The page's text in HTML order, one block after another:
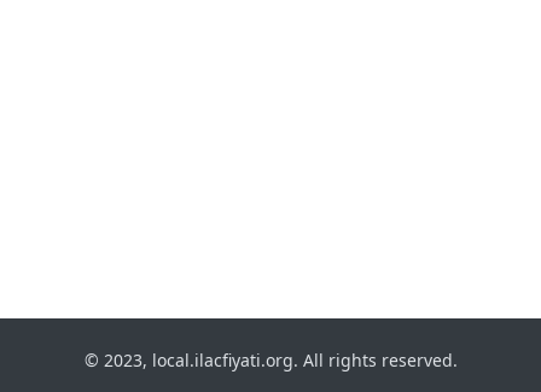
© 2023, local.ilacfiyati.org. All rights reserved.